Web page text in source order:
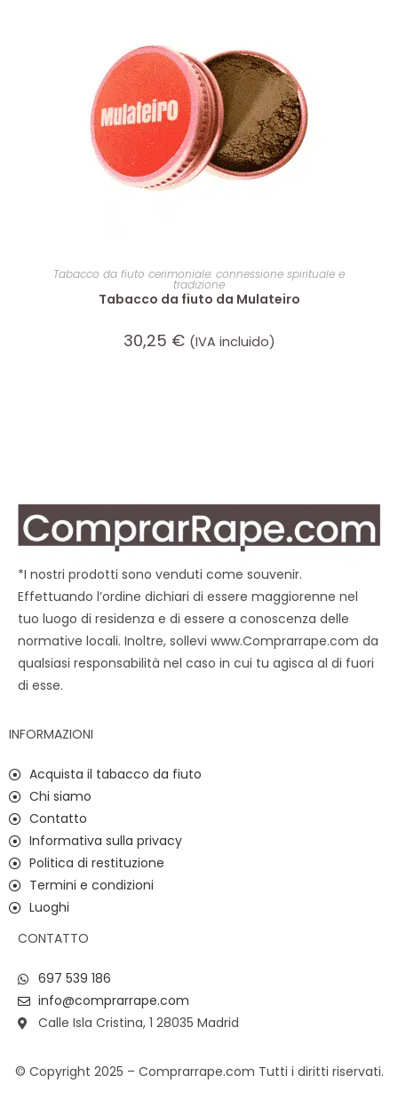
AGGIUNGI AL CARRELLO
Tabacco da fiuto cerimoniale: connessione spirituale e
tradizione
Tabacco da fiuto da Mulateiro
30,25 € (IVA incluido)
*I nostri prodotti sono venduti come souvenir.
Effettuando l’ordine dichiari di essere maggiorenne nel
tuo luogo di residenza e di essere a conoscenza delle
normative locali. Inoltre, sollevi www.Comprarrape.com da
qualsiasi responsabilità nel caso in cui tu agisca al di fuori
di esse.
INFORMAZIONI
Acquista il tabacco da fiuto
Chi siamo
Contatto
Informativa sulla privacy
Politica di restituzione
Termini e condizioni
Luoghi
CONTATTO
697 539 186
info@comprarrape.com
Calle Isla Cristina, 1 28035 Madrid
© Copyright 2025 – Comprarrape.com Tutti i diritti riservati.